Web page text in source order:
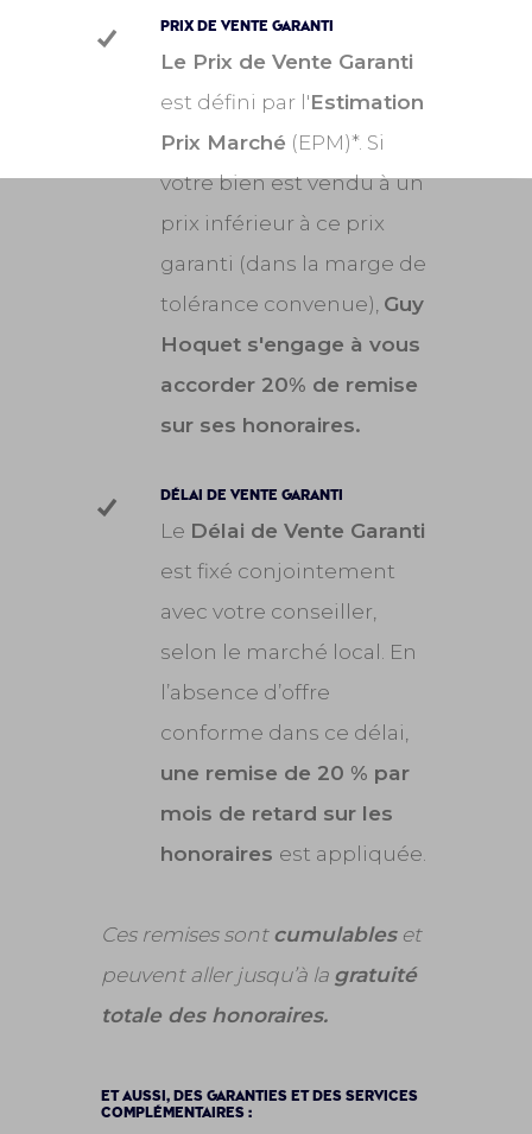
PRIX DE VENTE GARANTI
Le Prix de Vente Garanti
est défini par l'Estimation
Prix Marché (EPM)*. Si
votre bien est vendu à un
prix inférieur à ce prix
garanti (dans la marge de
tolérance convenue), Guy
Hoquet s'engage à vous
accorder 20% de remise
sur ses honoraires.
DÉLAI DE VENTE GARANTI
Le Délai de Vente Garanti
est fixé conjointement
avec votre conseiller,
selon le marché local. En
l’absence d’offre
conforme dans ce délai,
une remise de 20 % par
mois de retard sur les
honoraires est appliquée.
Ces remises sontcumulableset
peuvent aller jusqu’à la gratuité
totale des honoraires.
ET AUSSI, DES GARANTIES ET DES SERVICES
COMPLÉMENTAIRES :